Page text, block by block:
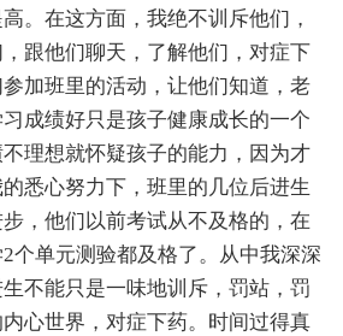
。在这方面，我绝不训斥他们，
跟他们聊天，了解他们，对症下
加班里的活动，让他们知道，老
成绩好只是孩子健康成长的一个
理想就怀疑孩子的能力，因为才
悉心努力下，班里的几位后进生
，他们以前考试从不及格的，在
个单元测验都及格了。从中我深深
不能只是一味地训斥，罚站，罚
心世界，对症下药。时间过得真